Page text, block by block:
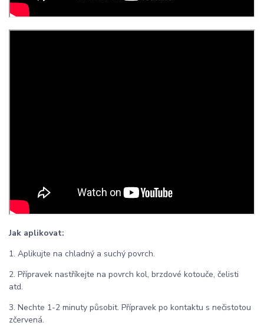
Jak aplikovat:
1. Aplikujte na chladný a suchý povrch.
2. Přípravek nastříkejte na povrch kol, brzdové kotouče, čelisti
atd.
3. Nechte 1-2 minuty působit. Přípravek po kontaktu s nečistotou
zčervená.